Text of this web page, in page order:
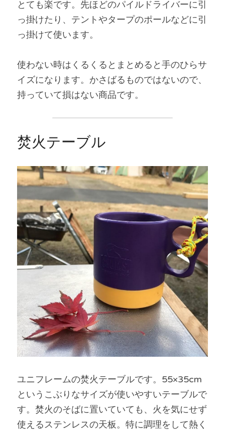
とても楽です。先ほどのパイルドライバーに引
っ掛けたり、テントやタープのポールなどに引
っ掛けて使います。
使わない時はくるくるとまとめると手のひらサ
イズになります。かさばるものではないので、
持っていて損はない商品です。
焚火テーブル
ユニフレームの焚火テーブルです。55×35cm
というこぶりなサイズが使いやすいテーブルで
す。焚火のそばに置いていても、火を気にせず
使えるステンレスの天板。特に調理をして熱く